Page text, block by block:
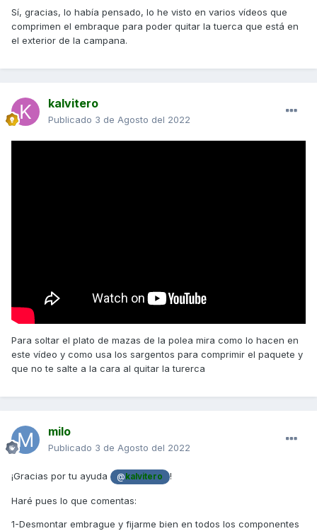
Sí, gracias, lo había pensado, lo he visto en varios vídeos que
comprimen el embraque para poder quitar la tuerca que está en
el exterior de la campana.
kalvitero
Publicado 3 de Agosto del 2022
Para soltar el plato de mazas de la polea mira como lo hacen en
este vídeo y como usa los sargentos para comprimir el paquete y
que no te salte a la cara al quitar la turerca
milo
Publicado 3 de Agosto del 2022
¡Gracias por tu ayuda @ kalvitero !
Haré pues lo que comentas:
1-Desmontar embrague y fijarme bien en todos los componentes